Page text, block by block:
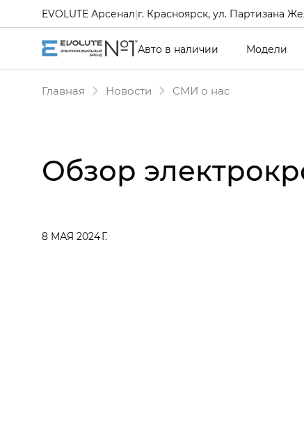
EVOLUTE Арсенал|г. Красноярск, ул. Партизана
Авто в наличии Модели
Главная Новости СМИ о нас
Обзор
8 МАЯ 2024 Г.